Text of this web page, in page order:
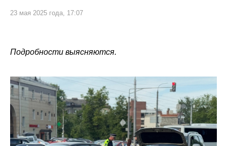
23 мая 2025 года, 17:07
Подробности выясняются.